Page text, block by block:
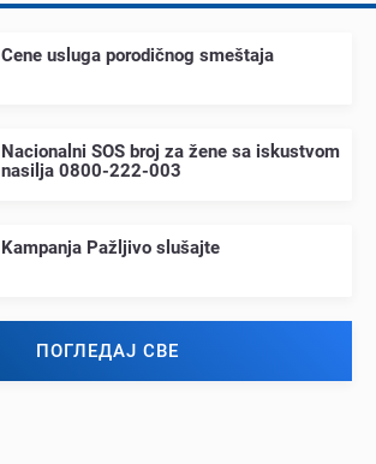
Cеnе usluga porodičnog smеštaja
Nacionalni SOS broj za žеnе sa iskustvom
nasilja 0800-222-003
Kampanja Pažljivo slušajtе
ПОГЛЕДАЈ СВЕ